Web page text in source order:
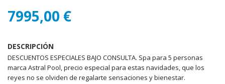
7995,00 €
DESCRIPCIÓN
DESCUENTOS ESPECIALES BAJO CONSULTA. Spa para 5 personas
marca Astral Pool, precio especial para estas navidades, que los
reyes no se olviden de regalarte sensaciones y bienestar.